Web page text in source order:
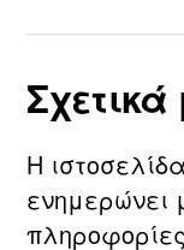
Η
ενημερώνει